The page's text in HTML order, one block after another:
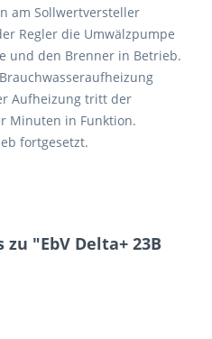
am Sollwertversteller
Regler die Umwälzpumpe
und den Brenner in Betrieb.
Aufheizung tritt der
Minuten in Funktion.
fortgesetzt.
"EbV Delta+ 23B